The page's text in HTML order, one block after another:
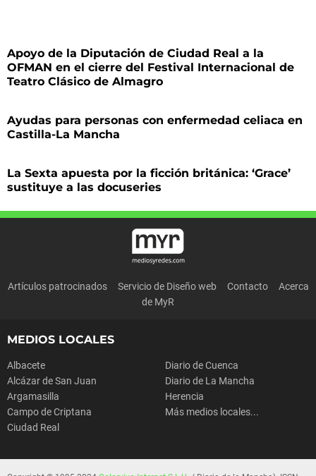
Apoyo de la Diputación de Ciudad Real a la
OFMAN en el cierre del Festival Internacional de
Teatro Clásico de Almagro
Ayudas para personas con enfermedad celiaca en
Castilla-La Mancha
La Sexta apuesta por la ficción británica: ‘Grace’
sustituye a las docuseries
Artículos patrocinados Servicio de Diseño web Contacto
Acerca
de MyR
MEDIOS LOCALES
Albacete
Alcázar de San Juan
Argamasilla
Campo de Criptana
Ciudad Real
Diario de Cuenca
Diario de La Mancha
Herencia
Más medios locales...